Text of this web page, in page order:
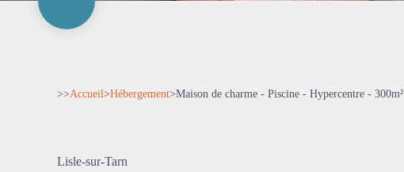
>>Accueil>Hébergement>Maison de charme - Piscine - Hypercentre - 300m²
Lisle-sur-Tarn